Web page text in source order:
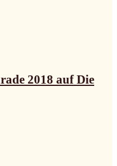
2018 auf Die